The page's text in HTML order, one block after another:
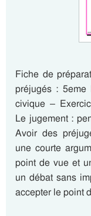
Fiche de
préjugés : 5eme
civique –
Le jugement :
Avoir des
une courte
point de vue et
un débat sans
accepter le point